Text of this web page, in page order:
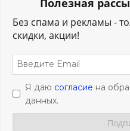
Без спама и рекламы -
скидки, акции!
Я даю согласие на
данных.